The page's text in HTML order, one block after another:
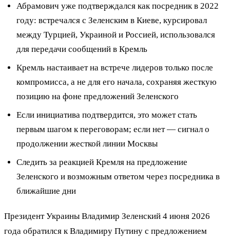
Абрамович уже подтверждался как посредник в 2022
году: встречался с Зеленским в Киеве, курсировал
между Турцией, Украиной и Россией, использовался
для передачи сообщений в Кремль
Кремль настаивает на встрече лидеров только после
компромисса, а не для его начала, сохраняя жесткую
позицию на фоне предложений Зеленского
Если инициатива подтвердится, это может стать
первым шагом к переговорам; если нет — сигнал о
продолжении жесткой линии Москвы
Следить за реакцией Кремля на предложение
Зеленского и возможным ответом через посредника в
ближайшие дни
Президент Украины Владимир Зеленский 4 июня 2026
года обратился к Владимиру Путину с предложением